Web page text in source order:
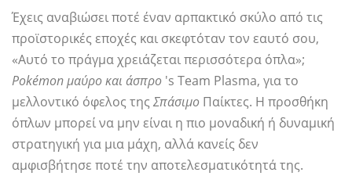
Έχεις αναβιώσει ποτέ έναν αρπακτικό σκύλο από τις
προϊστορικές εποχές και σκεφτόταν τον εαυτό σου,
«Αυτό το πράγμα χρειάζεται περισσότερα όπλα»;
Pokémon μαύρο και άσπρο 's Team Plasma, για το
μελλοντικό όφελος της Σπάσιμο Παίκτες. Η προσθήκη
όπλων μπορεί να μην είναι η πιο μοναδική ή δυναμική
στρατηγική για μια μάχη, αλλά κανείς δεν
αμφισβήτησε ποτέ την αποτελεσματικότητά της.